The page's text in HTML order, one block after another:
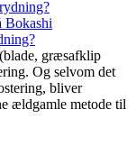
Bokashi
græsafklip
Og selvom det
bliver
ældgamle metode til